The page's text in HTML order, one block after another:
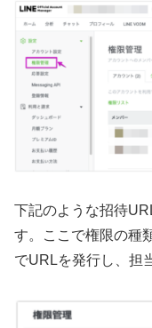
下記のような招待
す。ここで権限の種
でURLを発行し、担